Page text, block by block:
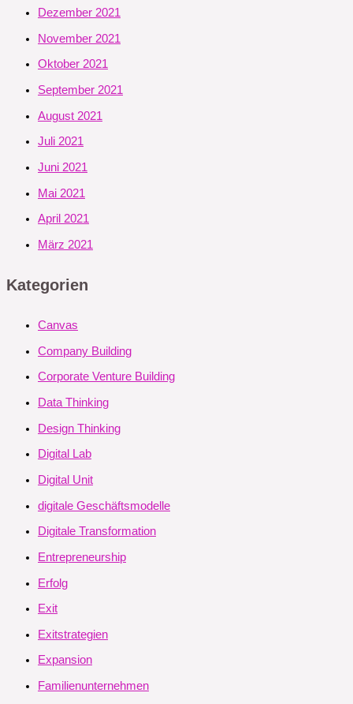
Dezember 2021
November 2021
Oktober 2021
September 2021
August 2021
Juli 2021
Juni 2021
Mai 2021
April 2021
März 2021
Kategorien
Canvas
Company Building
Corporate Venture Building
Data Thinking
Design Thinking
Digital Lab
Digital Unit
digitale Geschäftsmodelle
Digitale Transformation
Entrepreneurship
Erfolg
Exit
Exitstrategien
Expansion
Familienunternehmen